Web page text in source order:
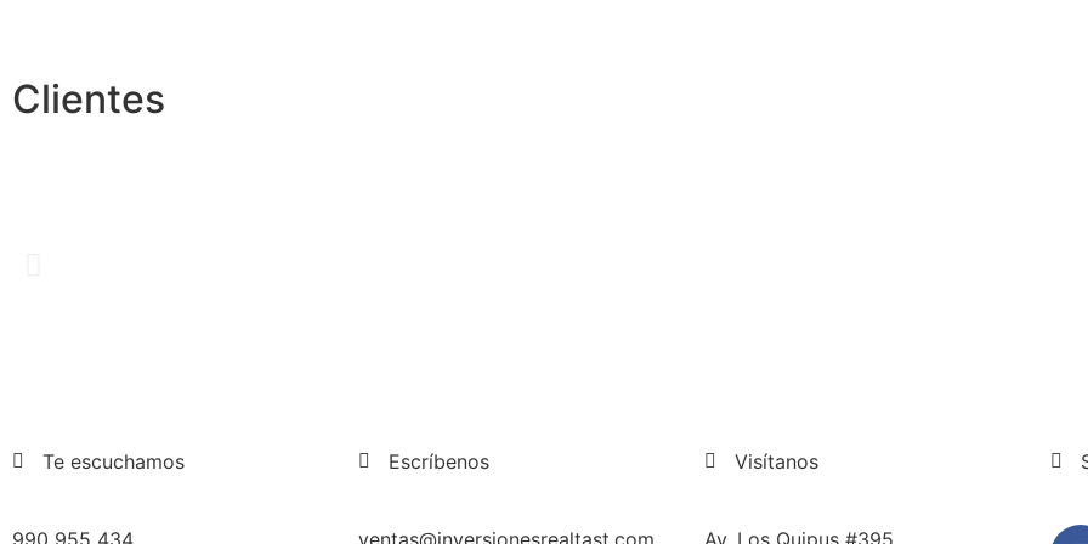
Clientes
Te escuchamos
990 955 434
Escríbenos
ventas@inversionesrealtast.com
Visítanos
Av. Los Quipus #395